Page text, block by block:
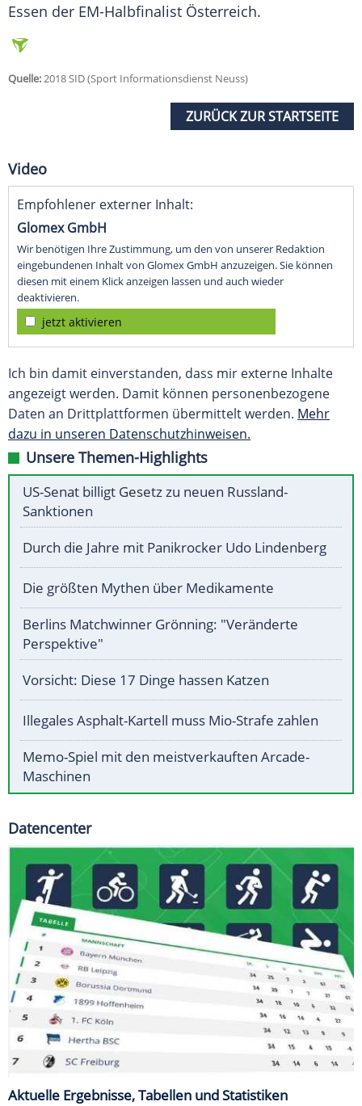
Essen der EM-Halbfinalist Österreich.
Quelle:2018 SID (Sport Informationsdienst Neuss)
ZURÜCK ZUR STARTSEITE
Video
Empfohlener externer Inhalt:
Glomex GmbH
Wir benötigen Ihre Zustimmung, um den von unserer Redaktion
eingebundenen Inhalt von Glomex GmbH anzuzeigen. Sie können
diesen mit einem Klick anzeigen lassen und auch wieder
deaktivieren.
jetzt aktivieren
Ich bin damit einverstanden, dass mir externe Inhalte
angezeigt werden. Damit können personenbezogene
Daten an Drittplattformen übermittelt werden. Mehr
dazu in unseren Datenschutzhinweisen.
Unsere Themen-Highlights
US-Senat billigt Gesetz zu neuen Russland-
Sanktionen
Durch die Jahre mit Panikrocker Udo Lindenberg
Die größten Mythen über Medikamente
Berlins Matchwinner Grönning: "Veränderte
Perspektive"
Vorsicht: Diese 17 Dinge hassen Katzen
Illegales Asphalt-Kartell muss Mio-Strafe zahlen
Memo-Spiel mit den meistverkauften Arcade-
Maschinen
Datencenter
Aktuelle Ergebnisse, Tabellen und Statistiken